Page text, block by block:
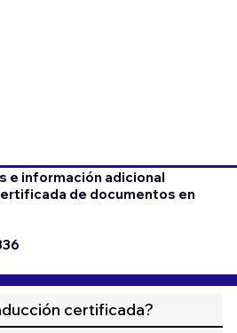
certificada?
e información adicional
de documentos en